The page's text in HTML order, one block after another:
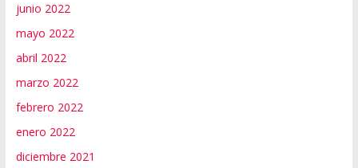
junio 2022
mayo 2022
abril 2022
marzo 2022
febrero 2022
enero 2022
diciembre 2021